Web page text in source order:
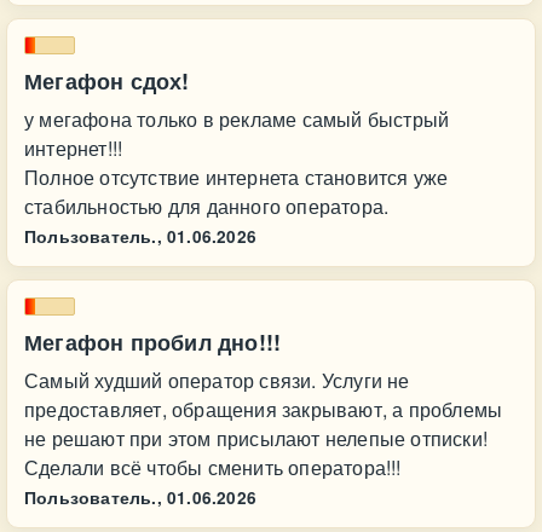
Мегафон сдох!
у мегафона только в рекламе самый быстрый
интернет!!!
Полное отсутствие интернета становится уже
стабильностью для данного оператора.
Пользователь., 01.06.2026
Мегафон пробил дно!!!
Самый худший оператор связи. Услуги не
предоставляет, обращения закрывают, а проблемы
не решают при этом присылают нелепые отписки!
Сделали всё чтобы сменить оператора!!!
Пользователь., 01.06.2026